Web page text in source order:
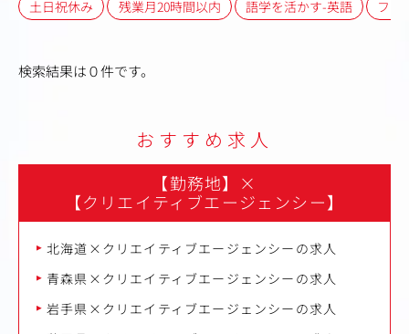
土日祝休み 残業月20時間以内 語学を活かす-英語 フレ
検索結果は０件です。
おすすめ求人
【勤務地】
×
【クリエイティブエージェンシー】
北海道×クリエイティブエージェンシーの求人
青森県×クリエイティブエージェンシーの求人
岩手県×クリエイティブエージェンシーの求人